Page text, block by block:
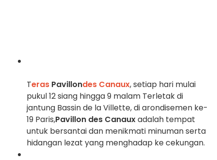
Teras Pavillondes Canaux, setiap hari mulai
pukul 12 siang hingga 9 malam Terletak di
jantung Bassin de la Villette, di arondisemen ke-
19 Paris,Pavillon des Canauxadalah tempat
untuk bersantai dan menikmati minuman serta
hidangan lezat yang menghadap ke cekungan.